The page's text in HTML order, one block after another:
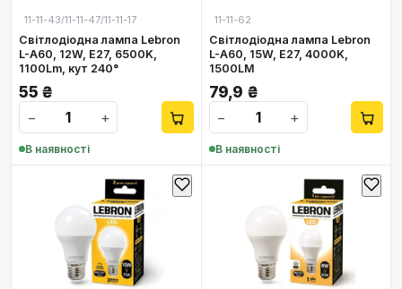
11-11-43/11-11-47/11-11-17
Світлодіодна лампа Lebron
L-A60, 12W, Е27, 6500K,
1100Lm, кут 240°
55 ₴
−
+
В наявності
11-11-62
Світлодіодна лампа Lebron
L-A60, 15W, Е27, 4000K,
1500LM
79,9 ₴
−
+
В наявності